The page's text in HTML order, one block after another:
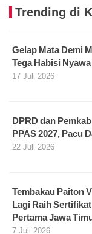
Trending di
Gelap Mata Demi
Tega Habisi
17 Juli 2026
DPRD dan
PPAS 2027, Pacu
22 Juli 2026
Tembakau Paiton
Lagi Raih
Pertama Jawa
7 Juli 2026